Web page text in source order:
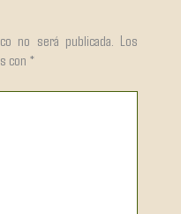
no será publicada.
Los
con *